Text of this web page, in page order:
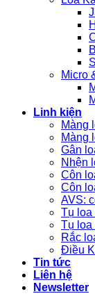
Micro
Linh kiện
Màng
Màng
Gân
Nhện
Côn
Côn
AVS:
Tụ loa
Tụ loa
Rắc
Điều
Tin tức
Liên hệ
Newsletter